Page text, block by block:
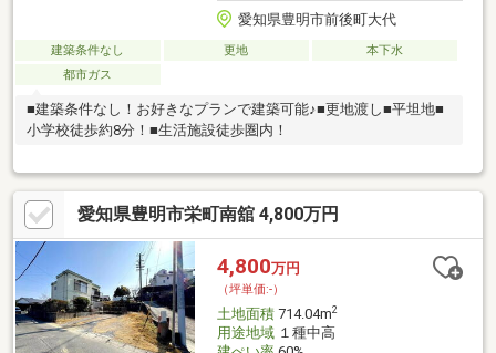
愛知県豊明市前後町大代
建築条件なし 更地
本下水
都市ガス
■建築条件なし！お好きなプランで建築可能♪■更地渡し■平坦地■
小学校徒歩約8分！■生活施設徒歩圏内！
愛知県豊明市栄町南舘 4,800万円
4,800万円
（坪単価:-）
土地面積714.04m2
用途地域１種中高